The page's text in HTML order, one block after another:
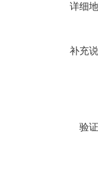
详细
补充
验